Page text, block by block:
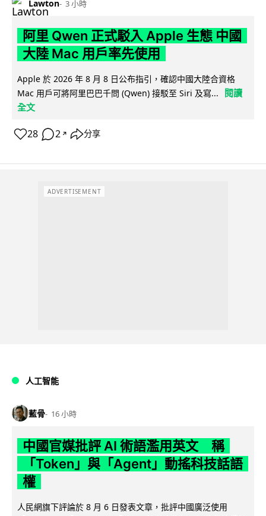
Lawton 3 小時
阿里 Qwen 正式駁入 Apple 生態 中國
大陸 Mac 用戶率先使用
Apple 於 2026 年 8 月 8 日公布指引，確認中國大陸合資格
Mac 用戶可將阿里巴巴千問 (Qwen) 接駁至 Siri 及寫...
閱讀
全文
28 2 ↗ 分享
ADVERTISEMENT
人工智能
藍骨 16 小時
中國官媒批評 AI 術語濫用英文 稱
「Token」與「Agent」動搖科技話語
權
人民網旗下評論於 8 月 6 日發表文章，批評中國廣泛使用